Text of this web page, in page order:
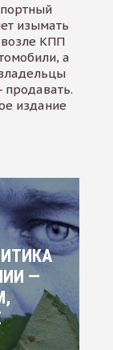
изымать
КПП
а
продавать.
издание
—